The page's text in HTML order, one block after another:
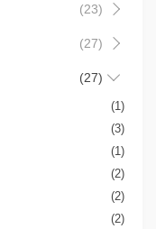
(23)
(27)
(27)
(1)
(3)
(1)
(2)
(2)
(2)